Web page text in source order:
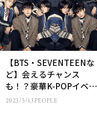
【BTS・SEVENTEENな
ど】会えるチャンス
も！？豪華K-POPイベン
ト「D’FESTA」の魅力を
2023/5/13PEOPLE